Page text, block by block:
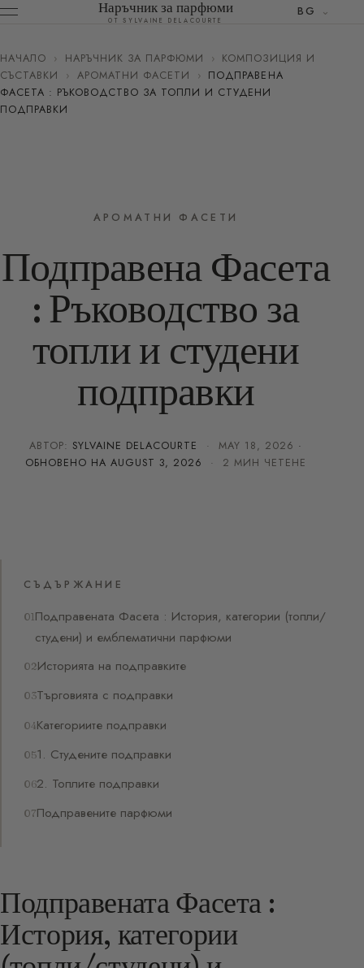
Наръчник за парфюми
ОТ SYLVAINE DELACOURTE
BG
НАЧАЛО › НАРЪЧНИК ЗА ПАРФЮМИ › КОМПОЗИЦИЯ И
СЪСТАВКИ
› АРОМАТНИ ФАСЕТИ › ПОДПРАВЕНА
ФАСЕТА : РЪКОВОДСТВО ЗА ТОПЛИ И СТУДЕНИ
ПОДПРАВКИ
АРОМАТНИ ФАСЕТИ
Подправена Фасета
: Ръководство за
топли и студени
подправки
АВТОР: SYLVAINE DELACOURTE · MAY 18, 2026 ·
ОБНОВЕНО НА AUGUST 3, 2026 · 2 МИН ЧЕТЕНЕ
СЪДЪРЖАНИЕ
Подправената Фасета : История, категории (топли/
студени) и емблематични парфюми
Историята на подправките
Търговията с подправки
Категориите подправки
1. Студените подправки
2. Топлите подправки
Подправените парфюми
Подправената Фасета :
История, категории